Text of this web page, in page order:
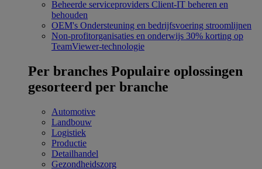
Beheerde serviceproviders Client-IT beheren en
behouden
OEM's Ondersteuning en bedrijfsvoering stroomlijnen
Non-profitorganisaties en onderwijs 30% korting op
TeamViewer-technologie
Per branches Populaire oplossingen
gesorteerd per branche
Automotive
Landbouw
Logistiek
Productie
Detailhandel
Gezondheidszorg